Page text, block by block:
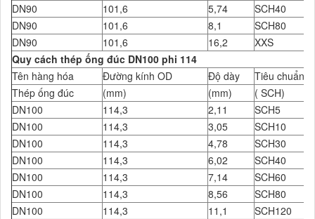
DN90
101,6 5,74
SCH40
DN90
101,6 8,1
SCH80
DN90
101,6 16,2
XXS
Quy cách thép ống đúc DN100 phi 114
Tên hàng hóa
Đường kính OD Độ dày
Tiêu chuẩn
Thép ống đúc
(mm) (mm)
( SCH)
DN100
114,3 2,11
SCH5
DN100
114,3 3,05
SCH10
DN100
114,3 4,78
SCH30
DN100
114,3 6,02
SCH40
DN100
114,3 7,14
SCH60
DN100
114,3 8,56
SCH80
DN100
114,3 11,1
SCH120